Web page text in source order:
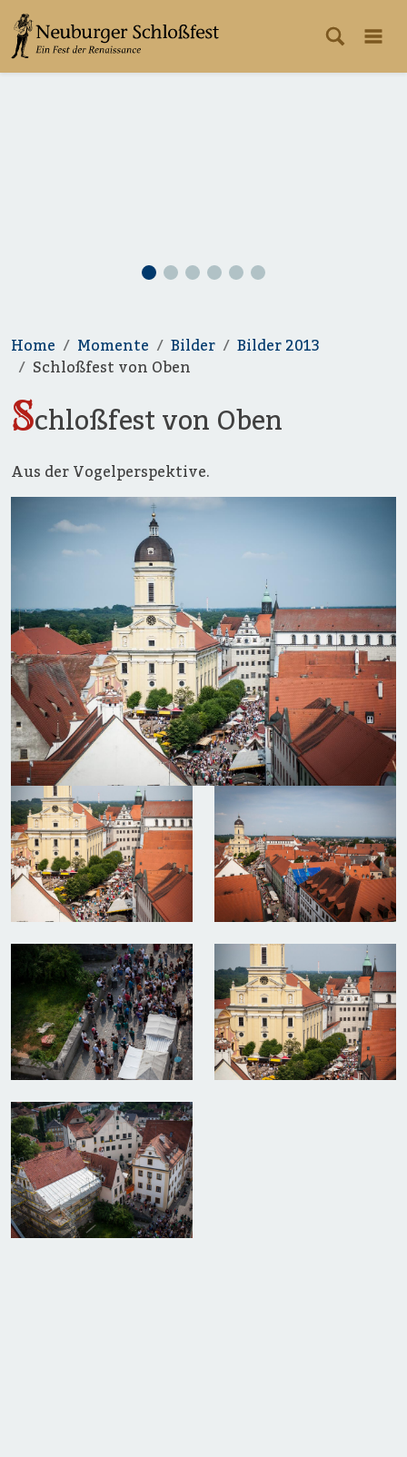
Home Momente Bilder
Bilder 2013
Schloßfest von Oben
Schloßfest von Oben
Aus der Vogelperspektive.